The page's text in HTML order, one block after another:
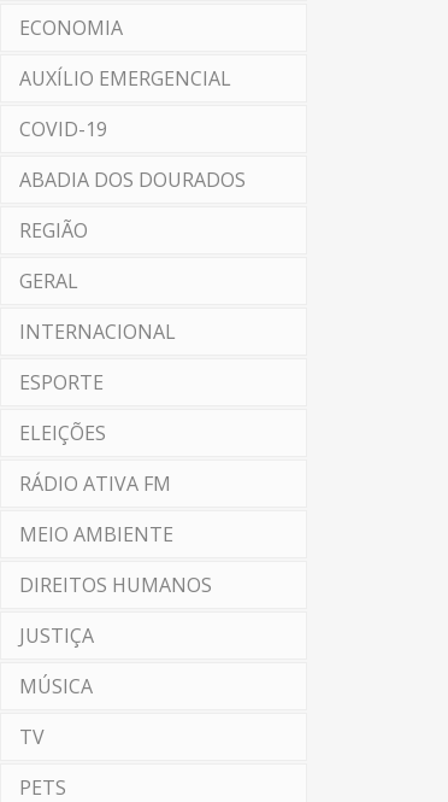
ECONOMIA
AUXÍLIO EMERGENCIAL
COVID-19
ABADIA DOS DOURADOS
REGIÃO
GERAL
INTERNACIONAL
ESPORTE
ELEIÇÕES
RÁDIO ATIVA FM
MEIO AMBIENTE
DIREITOS HUMANOS
JUSTIÇA
MÚSICA
TV
PETS